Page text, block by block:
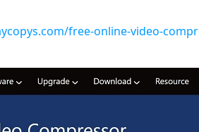
free-online-video-